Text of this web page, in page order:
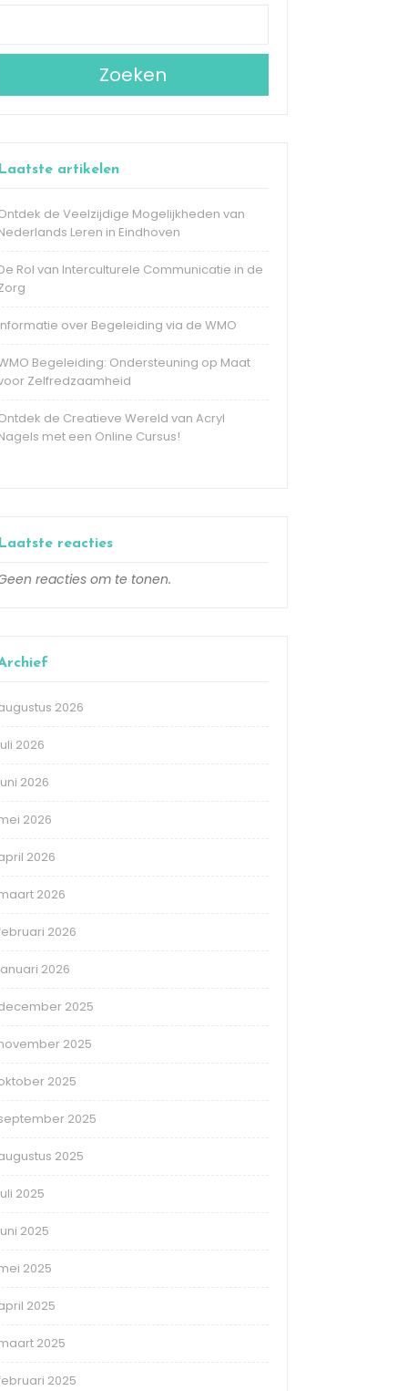
Zoeken
Laatste artikelen
de Veelzijdige Mogelijkheden van
Leren in Eindhoven
Rol van Interculturele Communicatie in de
over Begeleiding via de WMO
Begeleiding: Ondersteuning op Maat
Zelfredzaamheid
de Creatieve Wereld van Acryl
met een Online Cursus!
Laatste reacties
reacties om te tonen.
2026
2026
2026
2026
2026
2026
2026
2026
2025
2025
2025
2025
2025
2025
2025
2025
2025
2025
2025